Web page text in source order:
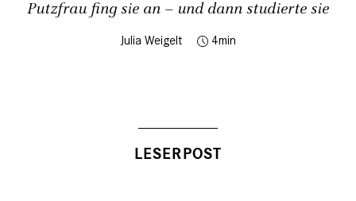
Putzfrau fing sie an – und dann studierte sie
Julia Weigelt 4